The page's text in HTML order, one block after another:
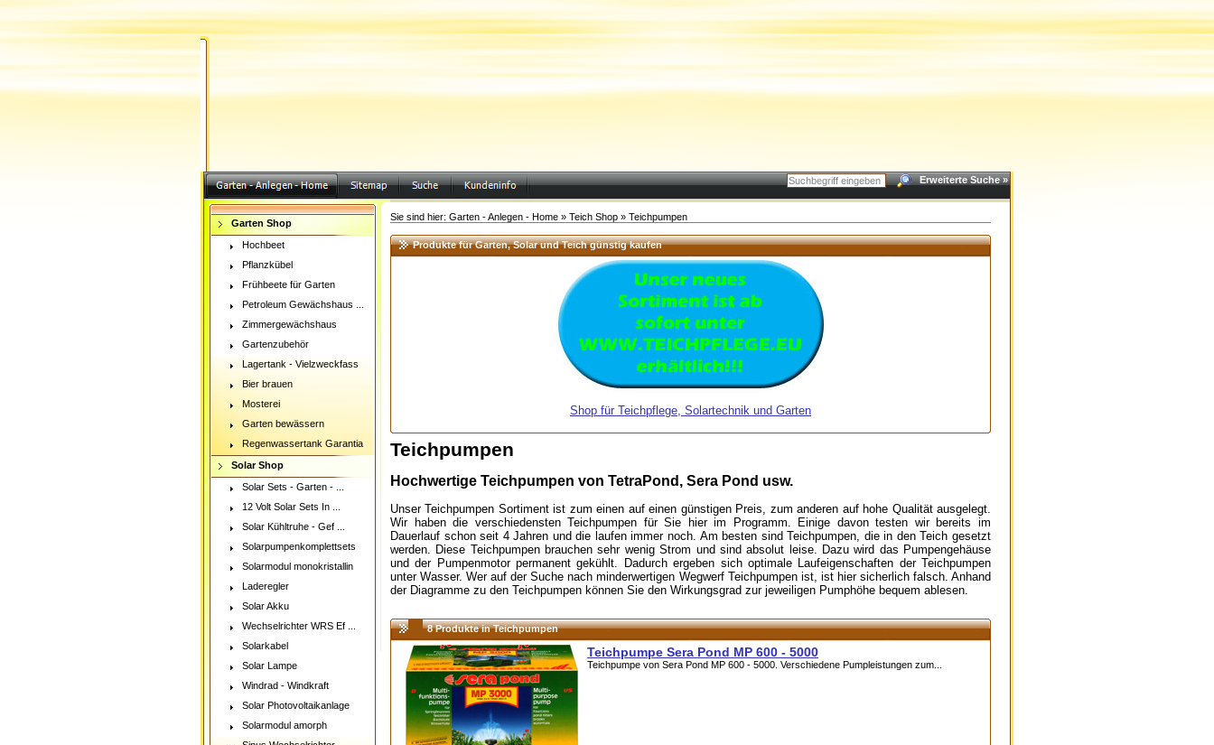
Erweiterte Suche »
Garten Shop
Hochbeet
Pflanzkübel
Frühbeete für Garten
Petroleum Gewächshaus ...
Zimmergewächshaus
Gartenzubehör
Lagertank - Vielzweckfass
Bier brauen
Mosterei
Garten bewässern
Regenwassertank Garantia
Solar Shop
Solar Sets - Garten - ...
12 Volt Solar Sets In ...
Solar Kühltruhe - Gef ...
Solarpumpenkomplettsets
Solarmodul monokristallin
Laderegler
Solar Akku
Wechselrichter WRS Ef ...
Solarkabel
Solar Lampe
Windrad - Windkraft
Solar Photovoltaikanlage
Solarmodul amorph
Sie sind hier: Garten - Anlegen - Home » Teich Shop » Teichpumpen
Produkte für Garten, Solar und Teich günstig kaufen
Shop für Teichpflege, Solartechnik und Garten
Teichpumpen
Hochwertige Teichpumpen von TetraPond, Sera Pond usw.
Unser Teichpumpen Sortiment ist zum einen auf einen günstigen Preis, zum anderen auf hohe Qualität ausgelegt.
Wir haben die verschiedensten Teichpumpen für Sie hier im Programm. Einige davon testen wir bereits im
Dauerlauf schon seit 4 Jahren und die laufen immer noch. Am besten sind Teichpumpen, die in den Teich gesetzt
werden. Diese Teichpumpen brauchen sehr wenig Strom und sind absolut leise. Dazu wird das Pumpengehäuse
und der Pumpenmotor permanent gekühlt. Dadurch ergeben sich optimale Laufeigenschaften der Teichpumpen
unter Wasser. Wer auf der Suche nach minderwertigen Wegwerf Teichpumpen ist, ist hier sicherlich falsch. Anhand
der Diagramme zu den Teichpumpen können Sie den Wirkungsgrad zur jeweiligen Pumphöhe bequem ablesen.
8 Produkte in Teichpumpen
Teichpumpe Sera Pond MP 600 - 5000
Teichpumpe von Sera Pond MP 600 - 5000. Verschiedene Pumpleistungen zum...